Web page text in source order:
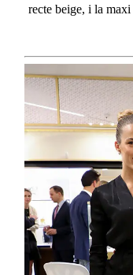
recte beige, i la maxi